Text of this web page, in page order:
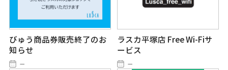
びゅう商品券販売終了のお
知らせ
－
ラスカ平塚店 Free Wi-Fiサ
ービス
－